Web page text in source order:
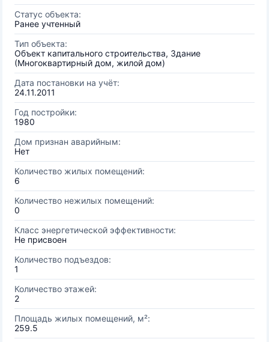
Статус объекта:
Ранее учтенный
Тип объекта:
Объект капитального строительства, Здание
(Многоквартирный дом, жилой дом)
Дата постановки на учёт:
24.11.2011
Год постройки:
1980
Дом признан аварийным:
Нет
Количество жилых помещений:
6
Количество нежилых помещений:
0
Класс энергетической эффективности:
Не присвоен
Количество подъездов:
1
Количество этажей:
2
Площадь жилых помещений, м²:
259.5